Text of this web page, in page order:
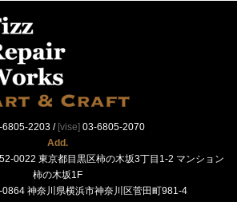
6805-2203/ [vise] 03-6805-2070
Add.
0022 東京都目黒区柿の木坂3丁目1-2 マンション
柿の木坂1F
神奈川県横浜市神奈川区菅田町981-4